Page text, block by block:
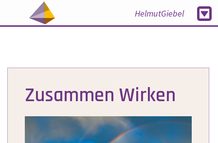
HelmutGiebel
Zusammen Wirken